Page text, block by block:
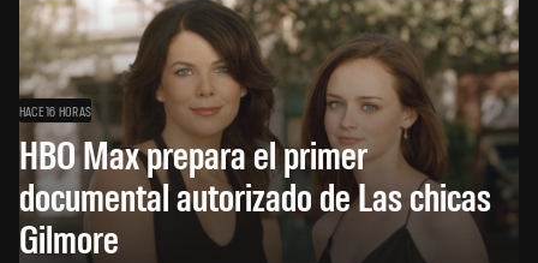
HACE 16 HORAS
HBO Max prepara el primer
documental autorizado de Las chicas
Gilmore